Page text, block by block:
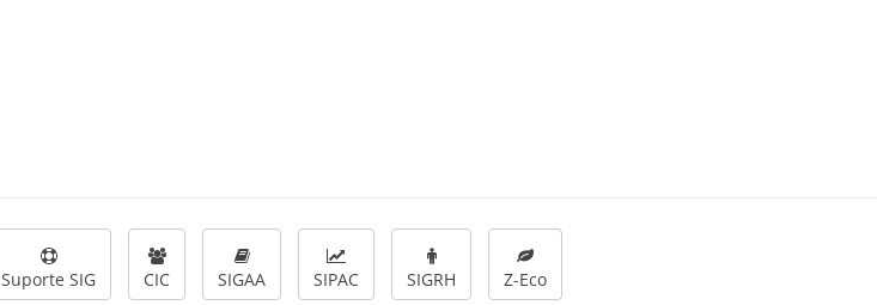
Suporte SIG CIC SIGAA SIPAC SIGRH Z-Eco